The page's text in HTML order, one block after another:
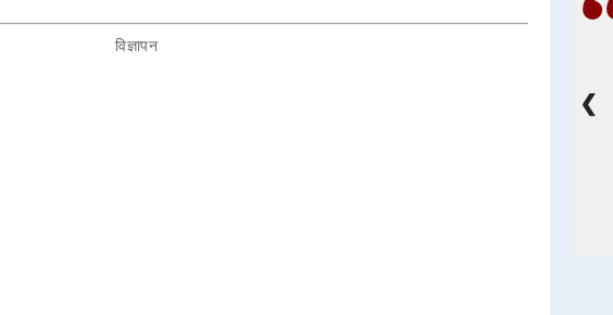
विज्ञापन
❮